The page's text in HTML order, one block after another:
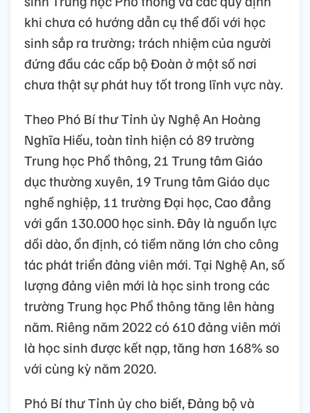
khi chưa có hướng dẫn cụ thể đối với học
sinh sắp ra trường; trách nhiệm của người
đứng đầu các cấp bộ Đoàn ở một số nơi
chưa thật sự phát huy tốt trong lĩnh vực này.
Theo Phó Bí thư Tỉnh ủy Nghệ An Hoàng
Nghĩa Hiếu, toàn tỉnh hiện có 89 trường
Trung học Phổ thông, 21 Trung tâm Giáo
dục thường xuyên, 19 Trung tâm Giáo dục
nghề nghiệp, 11 trường Đại học, Cao đẳng
với gần 130.000 học sinh. Đây là nguồn lực
dồi dào, ổn định, có tiềm năng lớn cho công
tác phát triển đảng viên mới. Tại Nghệ An, số
lượng đảng viên mới là học sinh trong các
trường Trung học Phổ thông tăng lên hàng
năm. Riêng năm 2022 có 610 đảng viên mới
là học sinh được kết nạp, tăng hơn 168% so
với cùng kỳ năm 2020.
Phó Bí thư Tỉnh ủy cho biết, Đảng bộ và